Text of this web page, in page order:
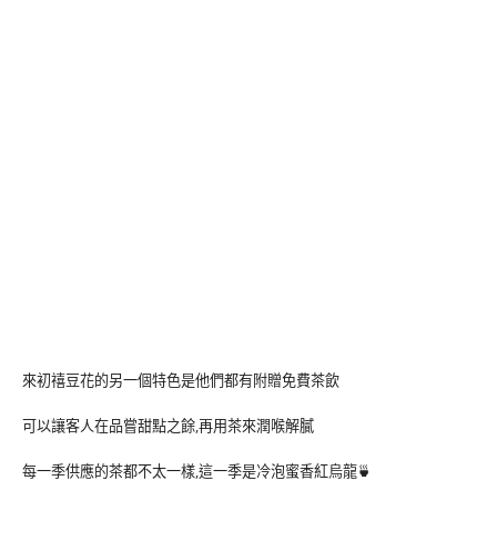
來初禧豆花的另一個特色是他們都有附贈免費茶飲
可以讓客人在品嘗甜點之餘,再用茶來潤喉解膩
每一季供應的茶都不太一樣,這一季是冷泡蜜香紅烏龍🍵